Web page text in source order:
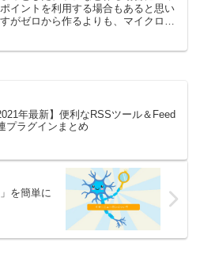
イントを利用する場合もあると思い
がゼロから作るよりも、マイクロソ
年最新】便利なRSSツール＆Feed
プラグインまとめ
を簡単に